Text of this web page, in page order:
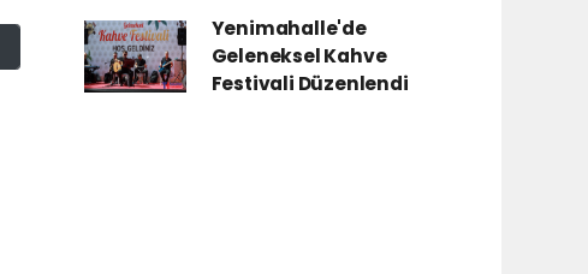
Yenimahalle'de
Geleneksel Kahve
Festivali Düzenlendi